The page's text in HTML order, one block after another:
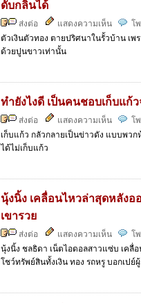
ดับกลิ่นได้
ส่งต่อ แสดงความเห็น
โ
ตัวเงินตัวทอง ตายปริศนาในรั้วบ้าน เ
ด้วยปูนขาวเท่านั้น
ทำยังไงดี เป็นคนชอบเก็บแก้
ส่งต่อ แสดงความเห็น
โ
เก็บแก้ว กลัวกลายเป็นข่าวดัง แบบพว
ได้ไม่เก็บแก้ว
นุ้งนิ้ง เคลื่อนไหวล่าสุดหลัง
เขารวย
ส่งต่อ แสดงความเห็น
โ
นุ้งนิ้ง ชลธิดา เน็ตไอดอลสาวแซ่บ เคลื่
โชว์ทรัพย์สินทั้งเงิน ทอง รถหรู บอกเปย์